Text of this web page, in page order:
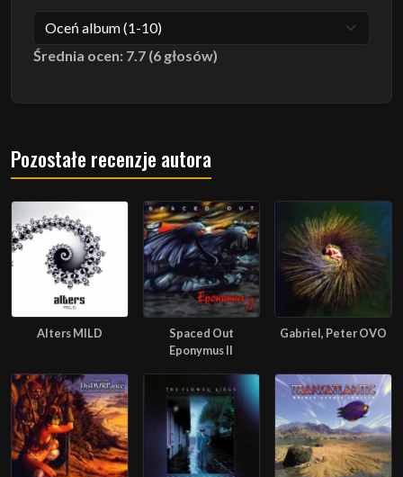
Średnia ocen: 7.7 (6 głosów)
Pozostałe recenzje autora
Alters MILD
Spaced Out
Eponymus II
Gabriel, Peter OVO